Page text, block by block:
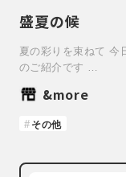
盛夏の候
夏の彩りを束ねて 今
のご紹介です …
&more
その他